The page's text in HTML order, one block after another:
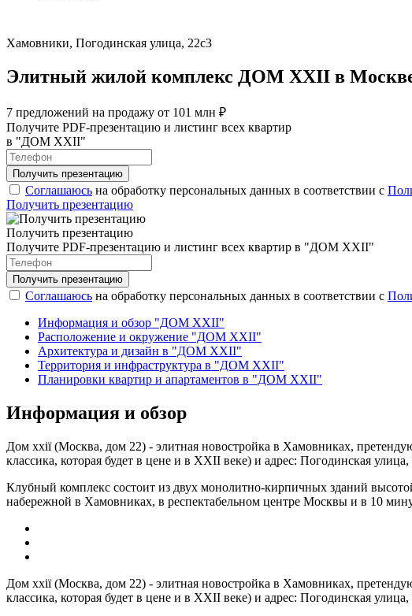
Хамовники, Погодинская улица, 22с3
Элитный жилой комплекс ДОМ XXII в
7 предложений на продажу от 101 млн ₽
Получите PDF-презентацию и листинг всех квартир
в "ДОМ XXII"
Соглашаюсь на обработку персональных данных в соответствии с
Получить презентацию
Получить презентацию
Получите PDF-презентацию и листинг всех квартир в "ДОМ XXII"
Соглашаюсь на обработку персональных данных в соответствии с
Информация и обзор "ДОМ XXII"
Расположение и окружение "ДОМ XXII"
Архитектура и дизайн в "ДОМ XXII"
Территория и инфраструктура в "ДОМ XXII"
Планировки квартир и апартаментов в "ДОМ XXII"
Информация и обзор
Дом ххії (Москва, дом 22) - элитная новостройка в Хамовниках,
классика, которая будет в цене и в XXII веке) и адрес: Погодинская улица,
Клубный комплекс состоит из двух монолитно-кирпичных зданий
набережной в Хамовниках, в респектабельном центре Москвы и в 10
Дом ххії (Москва, дом 22) - элитная новостройка в Хамовниках,
классика, которая будет в цене и в XXII веке) и адрес: Погодинская улица,